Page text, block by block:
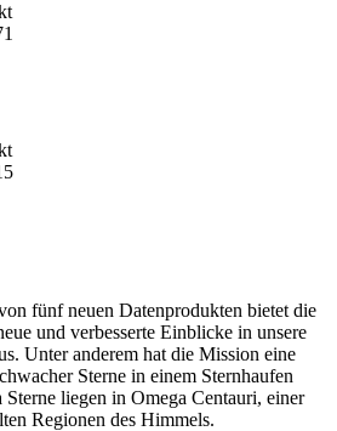
fünf neuen Datenprodukten bietet die
und verbesserte Einblicke in unsere
Unter anderem hat die Mission eine
Sterne in einem Sternhaufen
liegen in Omega Centauri, einer
Regionen des Himmels.